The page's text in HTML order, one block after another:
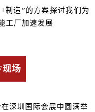
制造”的方案探讨我们为
工厂加速发展
场
深圳国际会展中圆满举